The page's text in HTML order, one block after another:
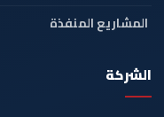
المشاريع المنفذة
الشركة